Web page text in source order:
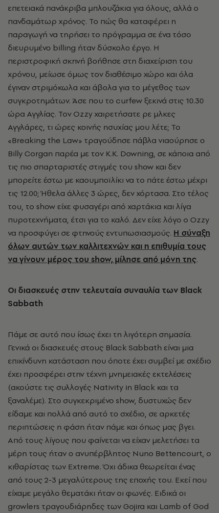
επετειακά πανάκριβα μπλουζάκια για όλους, αλλά ο
πανδαμάτωρ χρόνος. Το πώς θα καταφέρει η
παραγωγή να τηρήσει το πρόγραμμα σε ένα τόσο
διευρυμένο billing ήταν δύσκολο έργο. Η
περιστροφική σκηνή βοήθησε στη διαχείριση του
χρόνου, μείωσε όμως τον διαθέσιμο χώρο και όλα
έγιναν στριμόκωλα και άβολα για το μέγεθος των
συγκροτημάτων. Άσε που το curfew ξεκινά στις 10.30
ώρα Αγγλίας. Τον Ozzy χαιρετήσατε ρε μλκες
Αγγλάρες, τι ώρες κοινής ησυχίας μου λέτε; Το
«Breaking the Law» τραγούδησε πάβλα νιαούρησε ο
Billy Corgan παρέα με τον K.K. Downing, σε κάποια από
τις πιο σπαρταριστές στιγμές του show και δεν
μπορείτε έστω με καουμποϊλίκι να το πάτε έστω μέχρι
τις 12.00; Ήθελα άλλες 3 ώρες, δεν χόρτασα. Στο τέλος
του, το show είχε φυσαγέρι από χαρτάκια και λίγα
πυροτεχνήματα, έτσι για το καλό. Δεν είχε λόγο ο Ozzy
να προσφύγει σε φτηνούς εντυπωσιασμούς. Η σύναξη
όλων αυτών των καλλιτεχνών και η επιθυμία τους
να γίνουν μέρος του show, μίλησε από μόνη της.
Οι διασκευές στην τελευταία συναυλία των Black
Sabbath
Πάμε σε αυτό που ίσως έχει τη λιγότερη σημασία.
Γενικά οι διασκευές στους Black Sabbath είναι μια
επικίνδυνη κατάσταση που όποτε έχει συμβεί με σχέδιο
έχει προσφέρει στην τέχνη μνημειακές εκτελέσεις
(ακούστε τις συλλογές Nativity in Black και τα
ξαναλέμε). Στο συγκεκριμένο show, δυστυχώς δεν
είδαμε και πολλά από αυτό το σχέδιο, σε αρκετές
περιπτώσεις η φάση ήταν πάμε και όπως μας βγει.
Από τους λίγους που φαίνεται να είχαν μελετήσει τα
μέρη τους ήταν ο ανυπέρβλητος Nuno Bettencourt, ο
κιθαρίστας των Extreme. Όχι άδικα θεωρείται ένας
από τους 2-3 μεγαλύτερους της εποχής του. Εκεί που
είχαμε μεγάλο θεματάκι ήταν οι φωνές. Ειδικά οι
growlers τραγουδιάρηδες των Gojira και Lamb of God